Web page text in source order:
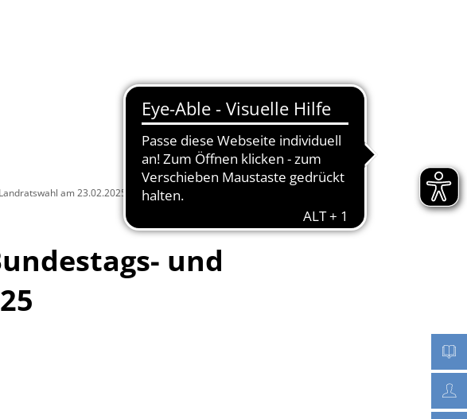
Kindertagesstätten
am 23.02.2025 - Briefwahl
und